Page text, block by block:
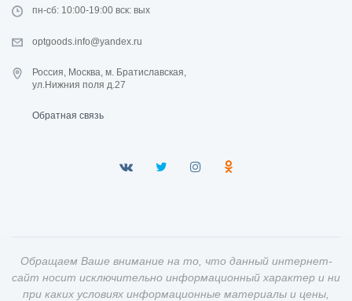
пн-сб: 10:00-19:00 вск: вых
optgoods.info@yandex.ru
Россия, Москва, м. Братиславская,
ул.Нижния поля д.27
Обратная связь
Обращаем Ваше внимание на то, что данный интернет-
сайт носит исключительно информационный характер и ни
при каких условиях информационные материалы и цены,